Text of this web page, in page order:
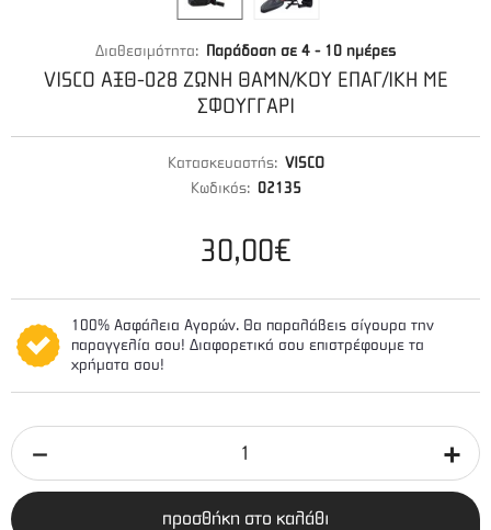
Διαθεσιμότητα: Παράδοση σε 4 - 10 ημέρες
VISCO ΑΞΘ-028 ΖΩΝΗ ΘΑΜΝ/ΚΟΥ ΕΠΑΓ/ΙΚΗ ΜΕ
ΣΦΟΥΓΓΑΡΙ
Κατασκευαστής: VISCO
Κωδικός: 02135
30,00€
100% Ασφάλεια Αγορών. Θα παραλάβεις σίγουρα την
παραγγελία σου! Διαφορετικά σου επιστρέφουμε τα
χρήματα σου!
προσθήκη στο καλάθι